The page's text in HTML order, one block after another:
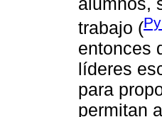
trabajo (
entonces
líderes
para
permitan